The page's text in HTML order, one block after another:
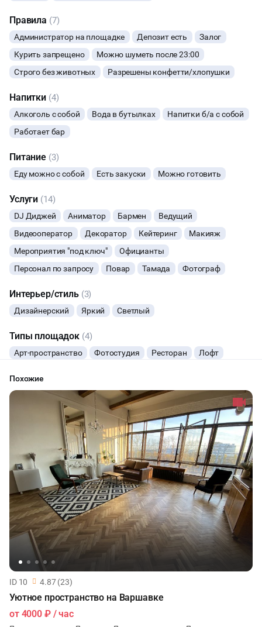
Правила (7)
Администратор на площадке Депозит есть
Залог
Курить запрещено
Можно шуметь после 23:00
Строго без животных
Разрешены конфетти/хлопушки
Напитки (4)
Алкоголь с собой Вода в бутылках
Напитки б/а с собой
Работает бар
Питание (3)
Еду можно с собой Есть закуски Можно готовить
Услуги (14)
DJ Диджей Аниматор Бармен
Ведущий
Видеооператор
Декоратор Кейтеринг
Макияж
Мероприятия "под ключ"
Официанты
Персонал по запросу
Повар Тамада Фотограф
Интерьер/стиль (3)
Дизайнерский Яркий Светлый
Типы площадок (4)
Арт-пространство Фотостудия Ресторан Лофт
НОВЫЙ ГОД
МАСТЕР-КЛАСС
СЕМИНАРЫ
ВЫСТАВКИ
КИНОПРОСМОТР
НАСТОЛЬНЫЕ ИГРЫ
КУЛИНАРНЫЙ МАСТЕР-КЛАСС
ФУРШЕТЫ
ДЕГУСТАЦИИ
ТИМБИЛДИНГ
Похожие
ID 10 4.87 (23)
Уютное пространство на Варшавке
от 4000 ₽/ час